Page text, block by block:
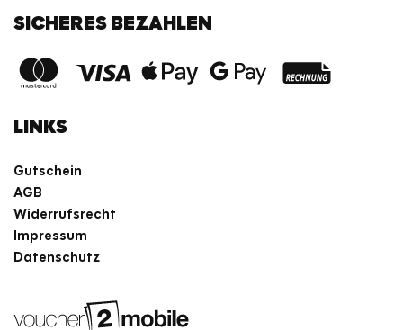
SICHERES BEZAHLEN
LINKS
Gutschein
AGB
Widerrufsrecht
Impressum
Datenschutz